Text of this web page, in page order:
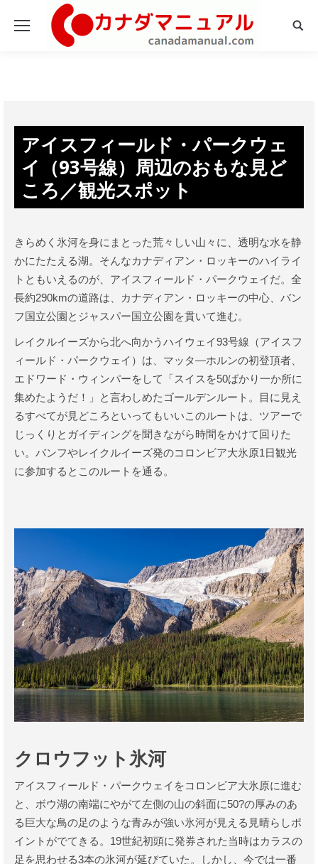
アイスフィールド・パークウェ
イ（93号線）周辺のおもな見ど
ころ／観光スポット
きらめく氷河を身にまとった荒々しい山々に、透明な水を静
かにたたえる湖。そんなカナディアン・ロッキーのハイライ
トともいえるのが、アイスフィールド・パークウェイだ。全
長約290kmの道路は、カナディアン・ロッキーの中心、バン
フ国立公園とジャスパー国立公園を貫いて進む。
レイクルイーズから北へ向かうハイウェイ93号線（アイスフ
ィールド・パークウェイ）は、マッタ―ホルンの初登頂者、
エドワード・ウィンパーをして「スイスを50ばかり一か所に
集めたようだ！」と言わしめたゴールデンルート。目に見え
るすべてが見どころといってもいいこのルートは、ツアーで
じっくりとガイディングを聞きながら時間をかけて回りた
い。バンフやレイクルイーズ発のコロンビア大氷原1日観光
に参加するとこのルートを通る。
クロウフット氷河
アイスフィールド・パークウェイをコロンビア大氷原に進む
と、ボウ湖の南端にやがて左側の山の斜面に50?の厚みのあ
る巨大な鳥の足のような青みが強い氷河が見える見晴らしポ
イントがでてきる。19世紀初頭に発券された当時はカラスの
足を思わせる3本の氷河が延びていた。しかし、今では一番